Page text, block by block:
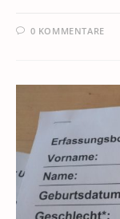
0 KOMMENTARE